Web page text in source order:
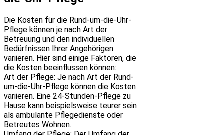
Die Kosten für die Rund-um-die-Uhr-
Pflege können je nach Art der
Betreuung und den individuellen
Bedürfnissen Ihrer Angehörigen
variieren. Hier sind einige Faktoren, die
die Kosten beeinflussen können:
Art der Pflege: Je nach Art der Rund-
um-die-Uhr-Pflege können die Kosten
variieren. Eine 24-Stunden-Pflege zu
Hause kann beispielsweise teurer sein
als ambulante Pflegedienste oder
Betreutes Wohnen.